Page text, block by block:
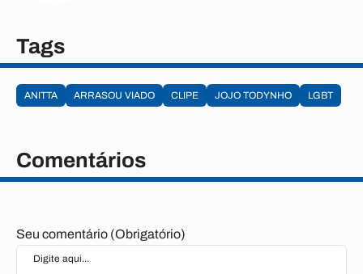
Tags
ANITTA ARRASOU VIADO CLIPE JOJO TODYNHO LGBT
Comentários
Seu comentário (Obrigatório)